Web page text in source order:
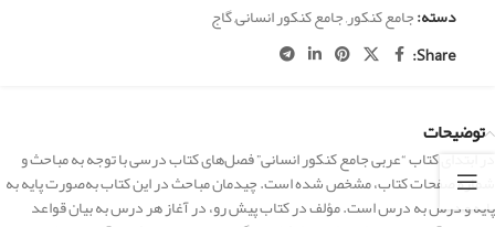
دسته:جامع کنکور,جامع کنکور انسانی,گاج
Share:
توضیحات
در ابتدای کتاب “عربی جامع کنکور انسانی” فصل‌های کتاب درسی با توجه به مباحث و
شماره صفحات کتاب، مشخص شده است. چیدمان مباحث در این کتاب به‌صورت پایه‌ به‌
پایه و درس‌ به‌ درس است. مؤلف در کتاب پیش رو، در آغاز هر درس به بیان قواعد